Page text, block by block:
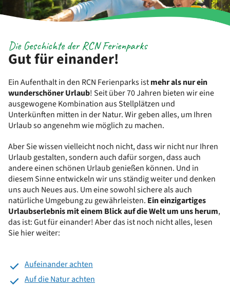
Gut für einander!
Die Geschichte der RCN Ferienparks
Ein Aufenthalt in den RCN Ferienparks istmehr als nur ein
wunderschöner Urlaub! Seit über 70 Jahren bieten wir eine
ausgewogene Kombination aus Stellplätzen und
Unterkünften mitten in der Natur. Wir geben alles, um Ihren
Urlaub so angenehm wie möglich zu machen.
Aber Sie wissen vielleicht noch nicht, dass wir nicht nur Ihren
Urlaub gestalten, sondern auch dafür sorgen, dass auch
andere einen schönen Urlaub genießen können. Und in
diesem Sinne entwickeln wir uns ständig weiter und denken
uns auch Neues aus. Um eine sowohl sichere als auch
natürliche Umgebung zu gewährleisten. Ein einzigartiges
Urlaubserlebnis mit einem Blick auf die Welt um uns herum,
das ist: Gut für einander! Aber das ist noch nicht alles, lesen
Sie hier weiter:
Aufeinander achten
Auf die Natur achten